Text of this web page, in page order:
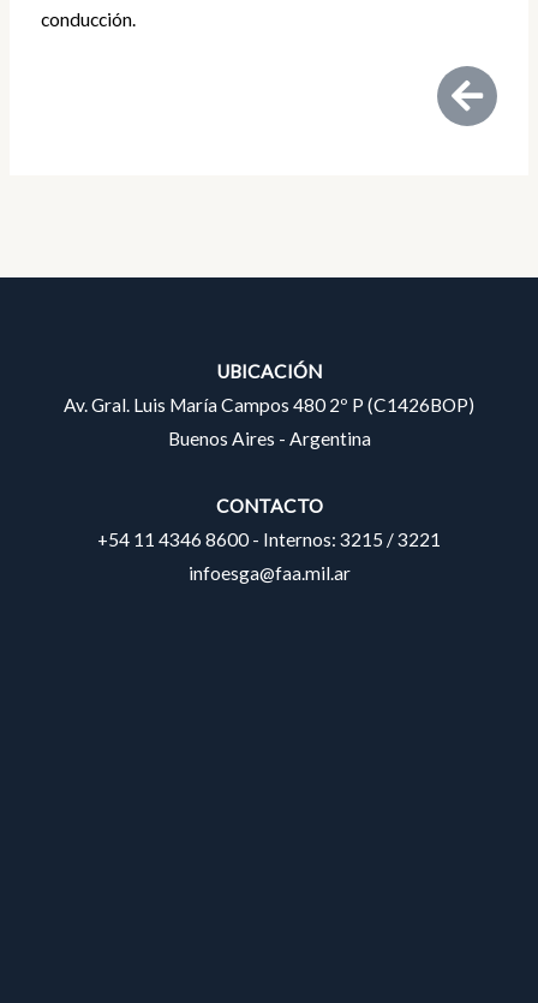
conducción.
UBICACIÓN
Av. Gral. Luis María Campos 480 2º P (C1426BOP)
Buenos Aires - Argentina
CONTACTO
+54 11 4346 8600 - Internos: 3215 / 3221
infoesga@faa.mil.ar